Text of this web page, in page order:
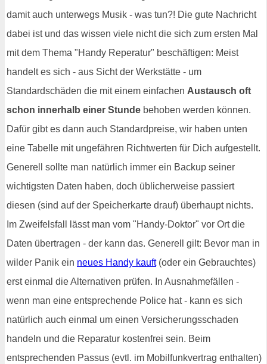
damit auch unterwegs Musik - was tun?! Die gute Nachricht
dabei ist und das wissen viele nicht die sich zum ersten Mal
mit dem Thema "Handy Reperatur" beschäftigen: Meist
handelt es sich - aus Sicht der Werkstätte - um
Standardschäden die mit einem einfachen Austausch oft
schon innerhalb einer Stunde behoben werden können.
Dafür gibt es dann auch Standardpreise, wir haben unten
eine Tabelle mit ungefähren Richtwerten für Dich aufgestellt.
Generell sollte man natürlich immer ein Backup seiner
wichtigsten Daten haben, doch üblicherweise passiert
diesen (sind auf der Speicherkarte drauf) überhaupt nichts.
Im Zweifelsfall lässt man vom "Handy-Doktor" vor Ort die
Daten übertragen - der kann das. Generell gilt: Bevor man in
wilder Panik ein neues Handy kauft(oder ein Gebrauchtes)
erst einmal die Alternativen prüfen. In Ausnahmefällen -
wenn man eine entsprechende Police hat - kann es sich
natürlich auch einmal um einen Versicherungsschaden
handeln und die Reparatur kostenfrei sein. Beim
entsprechenden Passus (evtl. im Mobilfunkvertrag enthalten)